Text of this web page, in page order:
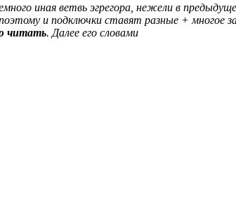
иная ветвь эгрегора, нежели в
и подключки ставят разные +
читать. Далее его словами